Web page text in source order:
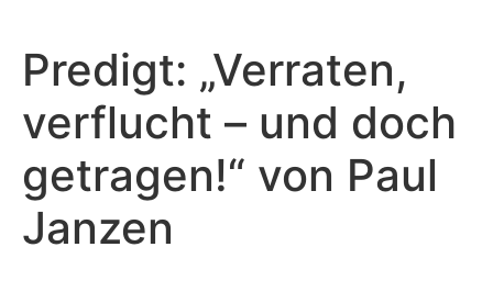
Predigt: „Verraten,
verflucht – und doch
getragen!“ von Paul
Janzen